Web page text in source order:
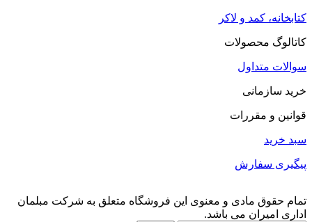
کتابخانه، کمد و لاکر
کاتالوگ محصولات
سوالات متداول
خرید سازمانی
قوانین و مقررات
سبد خرید
پیگیری سفارش
تمام حقوق مادی و معنوی این فروشگاه متعلق به شرکت مبلمان
اداری امیران می باشد.